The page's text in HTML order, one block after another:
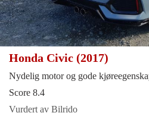
Honda Civic (2017)
Nydelig motor og gode
Score 8.4
Vurdert av Bilrido